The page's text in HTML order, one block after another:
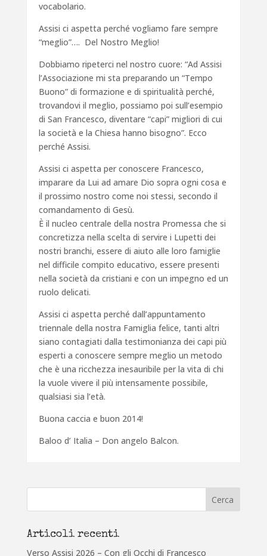
vocabolario.
Assisi ci aspetta perché vogliamo fare sempre
“meglio”…. Del Nostro Meglio!
Dobbiamo ripeterci nel nostro cuore: “Ad Assisi
l’Associazione mi sta preparando un “Tempo
Buono” di formazione e di spiritualità perché,
trovandovi il meglio, possiamo poi sull’esempio
di San Francesco, diventare “capi” migliori di cui
la società e la Chiesa hanno bisogno”. Ecco
perché Assisi.
Assisi ci aspetta per conoscere Francesco,
imparare da Lui ad amare Dio sopra ogni cosa e
il prossimo nostro come noi stessi, secondo il
comandamento di Gesù.
È il nucleo centrale della nostra Promessa che si
concretizza nella scelta di servire i Lupetti dei
nostri branchi, essere di aiuto alle loro famiglie
nel difficile compito educativo, essere presenti
nella società da cristiani e con un impegno ed un
ruolo delicati.
Assisi ci aspetta perché dall’appuntamento
triennale della nostra Famiglia felice, tanti altri
siano contagiati dalla testimonianza dei capi più
esperti a conoscere sempre meglio un metodo
che è una ricchezza inesauribile per la vita di chi
la vuole vivere il più intensamente possibile,
qualsiasi sia l’età.
Buona caccia e buon 2014!
Baloo d’ Italia – Don angelo Balcon.
Articoli recenti
Verso Assisi 2026 – Con gli Occhi di Francesco